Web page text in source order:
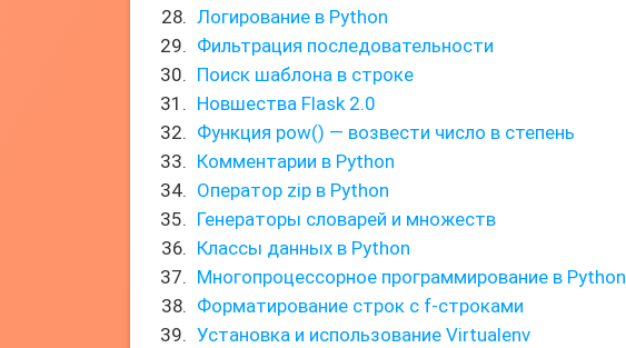
Логирование в Python
Фильтрация последовательности
Поиск шаблона в строке
Новшества Flask 2.0
Функция pow() — возвести число в степень
Комментарии в Python
Оператор zip в Python
Генераторы словарей и множеств
Классы данных в Python
Многопроцессорное программирование в Python
Форматирование строк с f-строками
Установка и использование Virtualenv